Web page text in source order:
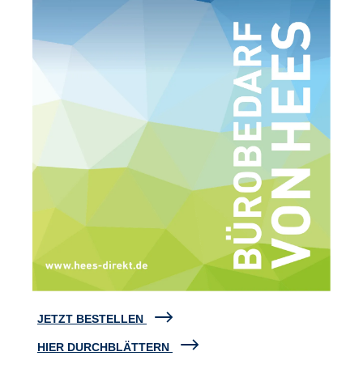
JETZT BESTELLEN
HIER DURCHBLÄTTERN